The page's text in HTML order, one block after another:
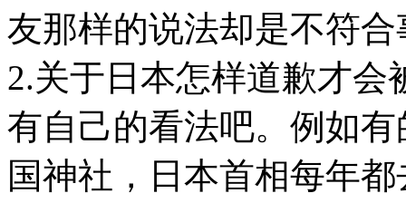
友那样的说法却是不符
2.关于日本怎样道歉才
有自己的看法吧。例如
国神社，日本首相每年